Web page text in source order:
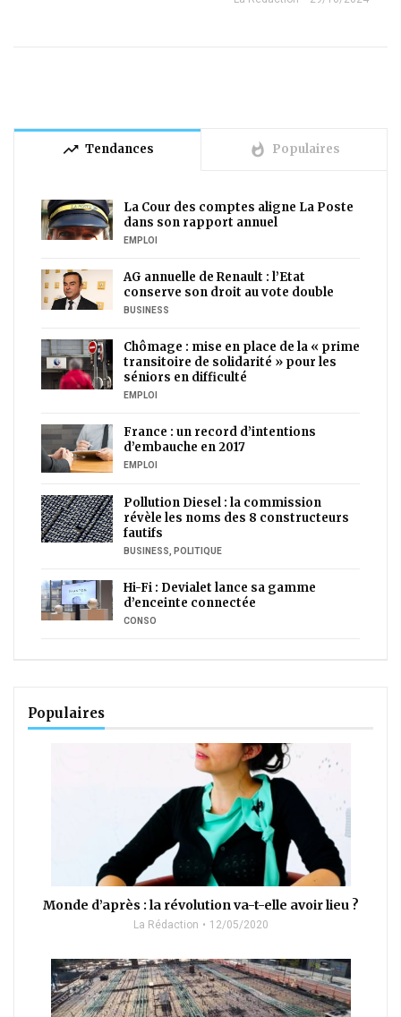
trending_up Tendances whatshot Populaires
La Cour des comptes aligne La Poste
dans son rapport annuel
EMPLOI
AG annuelle de Renault : l’Etat
conserve son droit au vote double
BUSINESS
Chômage : mise en place de la « prime
transitoire de solidarité » pour les
séniors en difficulté
EMPLOI
France : un record d’intentions
d’embauche en 2017
EMPLOI
Pollution Diesel : la commission
révèle les noms des 8 constructeurs
fautifs
BUSINESS POLITIQUE
Hi-Fi : Devialet lance sa gamme
d’enceinte connectée
CONSO
Populaires
Monde d’après : la révolution va-t-elle avoir lieu ?
La Rédaction 12/05/2020